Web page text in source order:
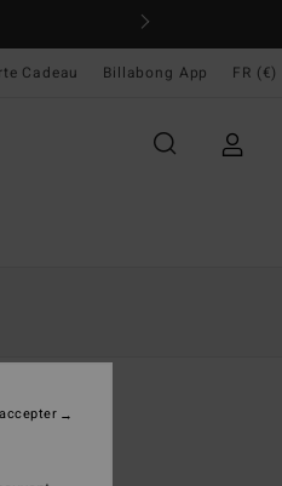
Cadeau Billabong App FR (€)